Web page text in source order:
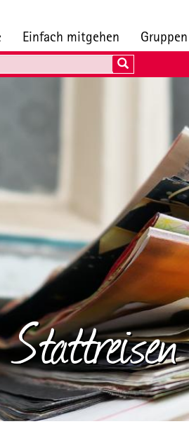
Einfach mitgehen Gruppen
Search